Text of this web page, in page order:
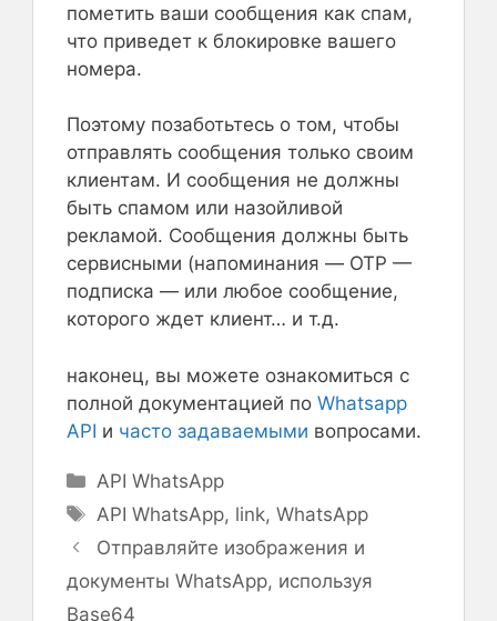
пометить ваши сообщения как спам,
что приведет к блокировке вашего
номера.
Поэтому позаботьтесь о том, чтобы
отправлять сообщения только своим
клиентам. И сообщения не должны
быть спамом или назойливой
рекламой. Сообщения должны быть
сервисными (напоминания — OTP —
подписка — или любое сообщение,
которого ждет клиент… и т.д.
наконец, вы можете ознакомиться с
полной документацией по Whatsapp
API и часто задаваемыми вопросами.
Рубрики
API WhatsApp
Метки
API WhatsApp, link,WhatsApp
Отправляйте изображения и
документы WhatsApp, используя
Base64